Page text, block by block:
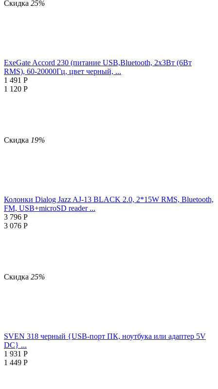
Скидка 25%
ExeGate Accord 230 (питание USB,Bluetooth, 2х3Вт (6Вт
RMS), 60-20000Гц, цвет черный, ...
1 491 Р
1 120 Р
Скидка 19%
Колонки Dialog Jazz AJ-13 BLACK 2.0, 2*15W RMS, Bluetooth,
FM, USB+microSD reader ...
3 796 Р
3 076 Р
Скидка 25%
SVEN 318 черный {USB-порт ПК, ноутбука или адаптер 5V
DC} ...
1 931 Р
1 449 Р